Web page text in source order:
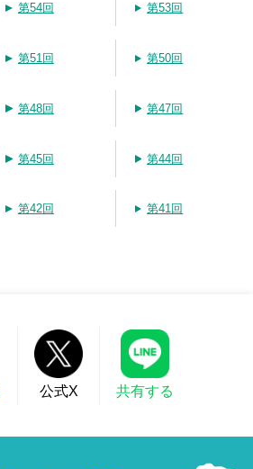
第54回 第53回
第51回 第50回
第48回 第47回
第45回 第44回
第42回 第41回
公式X 共有する